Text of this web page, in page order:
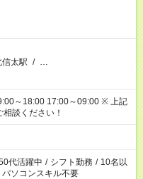
信太駅 / …
18:00 17:00～09:00 ※ 上記
談ください！
代活躍中 / シフト勤務 / 10名以
パソコンスキル不要